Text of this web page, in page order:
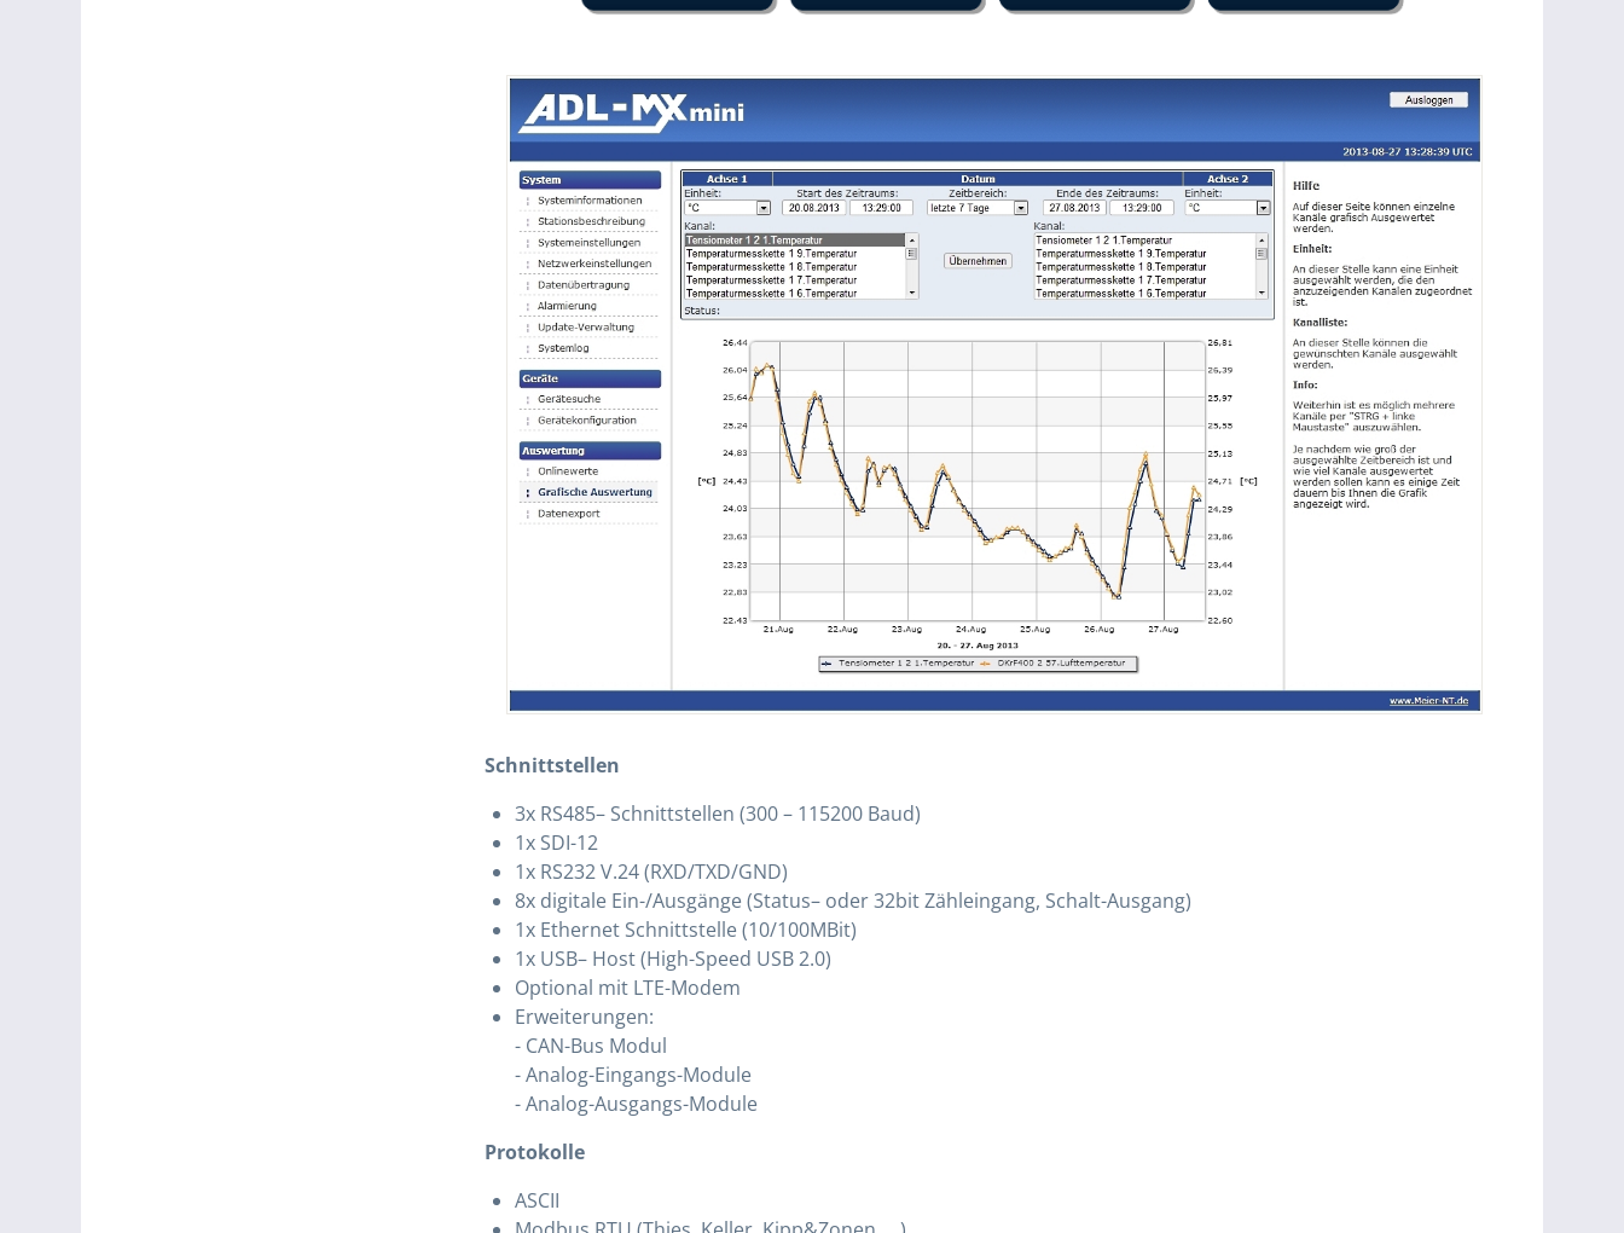
Schnittstellen
3x RS485– Schnittstellen (300 – 115200 Baud)
1x SDI-12
1x RS232 V.24 (RXD/TXD/GND)
8x digitale Ein-/Ausgänge (Status– oder 32bit Zähleingang, Schalt-Ausgang)
1x Ethernet Schnittstelle (10/100MBit)
1x USB– Host (High-Speed USB 2.0)
Optional mit LTE-Modem
Erweiterungen:
- CAN-Bus Modul
- Analog-Eingangs-Module
- Analog-Ausgangs-Module
Protokolle
ASCII